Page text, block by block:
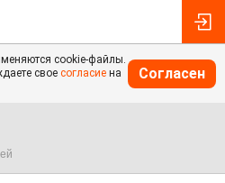
cookie-файлы.
свое согласие на
Согласен